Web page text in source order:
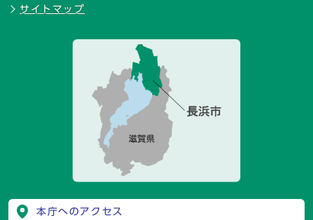
サイトマップ
本庁へのアクセス